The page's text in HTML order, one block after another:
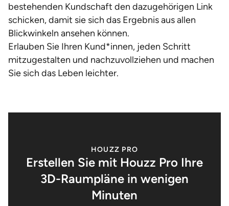
bestehenden Kundschaft den dazugehörigen Link
schicken, damit sie sich das Ergebnis aus allen
Blickwinkeln ansehen können.
Erlauben Sie Ihren Kund*innen, jeden Schritt
mitzugestalten und nachzuvollziehen und machen
Sie sich das Leben leichter.
HOUZZ PRO
Erstellen Sie mit Houzz Pro Ihre
3D-Raumpläne in wenigen
Minuten